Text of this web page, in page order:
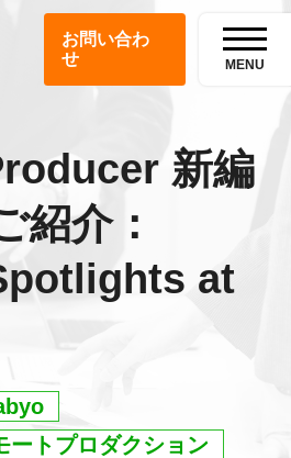
お問い合わ
せ
MENU
新編
紹介：
at
ートプロダクション